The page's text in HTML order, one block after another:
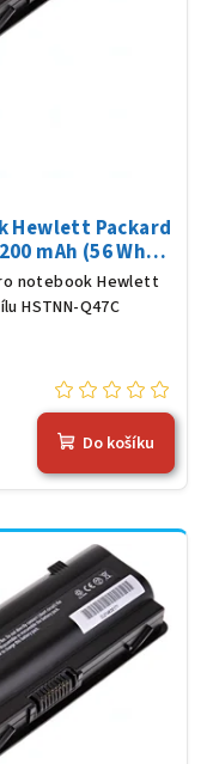
Hewlett Packard
mAh (56 Wh),
notebook Hewlett
HSTNN-Q47C
Do košíku